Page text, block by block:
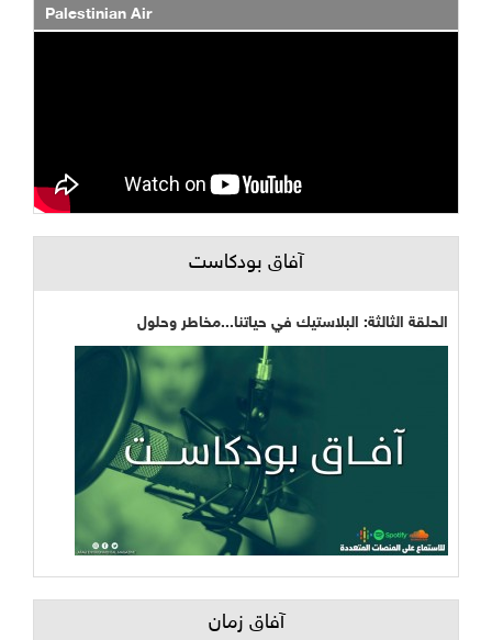
Palestinian Air
آفاق بودكاست
الحلقة الثالثة: البلاستيك في حياتنا...مخاطر وحلول
آفاق زمان